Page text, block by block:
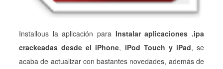
Installous la aplicación para Instalar aplicaciones .ipa
crackeadas desde el iPhone, iPod Touch y iPad, se
acaba de actualizar con bastantes novedades, además de